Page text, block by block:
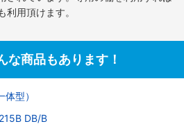
利用頂けます。
な商品もあります！
型）
DB/B